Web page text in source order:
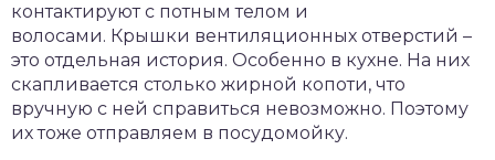
контактируют с потным телом и
волосами. Крышки вентиляционных отверстий –
это отдельная история. Особенно в кухне. На них
скапливается столько жирной копоти, что
вручную с ней справиться невозможно. Поэтому
их тоже отправляем в посудомойку.